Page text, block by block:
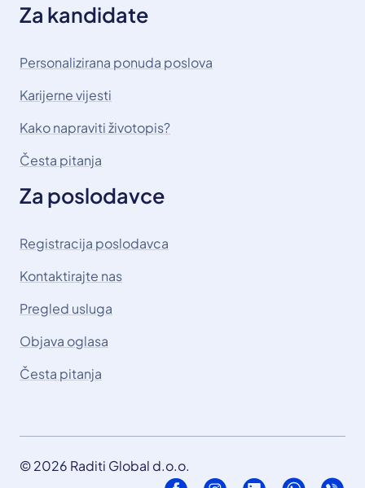
Za kandidate
Personalizirana ponuda poslova
Karijerne vijesti
Kako napraviti životopis?
Česta pitanja
Za poslodavce
Registracija poslodavca
Kontaktirajte nas
Pregled usluga
Objava oglasa
Česta pitanja
© 2026 Raditi Global d.o.o.